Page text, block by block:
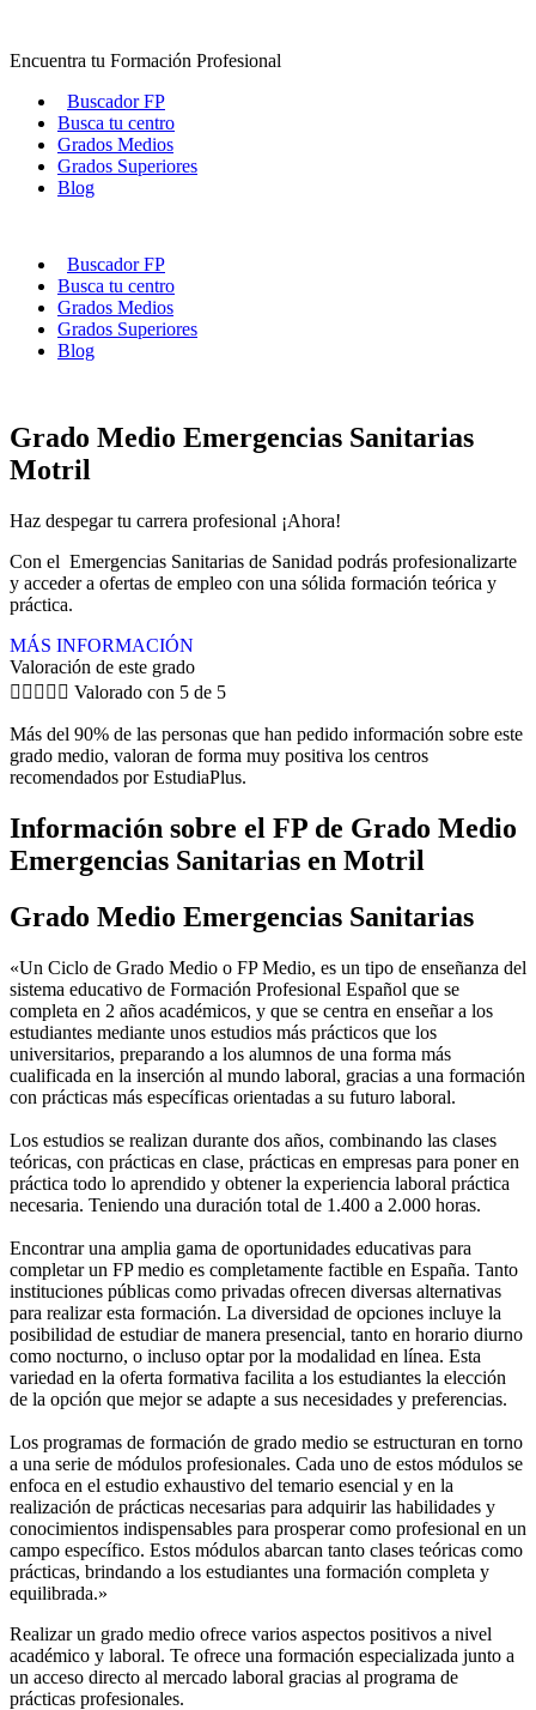
contenido
Encuentra tu Formación Profesional
Buscador FP
Busca tu centro
Grados Medios
Grados Superiores
Blog
Buscador FP
Busca tu centro
Grados Medios
Grados Superiores
Blog
Grado Medio Emergencias Sanitarias
Motril
Haz despegar tu carrera profesional ¡Ahora!
Con el Emergencias Sanitarias de Sanidad podrás profesionalizarte
y acceder a ofertas de empleo con una sólida formación teórica y
práctica.
MÁS INFORMACIÓN
Valoración de este grado
     Valorado con 5 de 5
Más del 90% de las personas que han pedido información sobre este
grado medio, valoran de forma muy positiva los centros
recomendados por EstudiaPlus.
Información sobre el FP de Grado Medio
Emergencias Sanitarias en Motril
Grado Medio Emergencias Sanitarias
«Un Ciclo de Grado Medio o FP Medio, es un tipo de enseñanza del
sistema educativo de Formación Profesional Español que se
completa en 2 años académicos, y que se centra en enseñar a los
estudiantes mediante unos estudios más prácticos que los
universitarios, preparando a los alumnos de una forma más
cualificada en la inserción al mundo laboral, gracias a una formación
con prácticas más específicas orientadas a su futuro laboral.
Los estudios se realizan durante dos años, combinando las clases
teóricas, con prácticas en clase, prácticas en empresas para poner en
práctica todo lo aprendido y obtener la experiencia laboral práctica
necesaria. Teniendo una duración total de 1.400 a 2.000 horas.
Encontrar una amplia gama de oportunidades educativas para
completar un FP medio es completamente factible en España. Tanto
instituciones públicas como privadas ofrecen diversas alternativas
para realizar esta formación. La diversidad de opciones incluye la
posibilidad de estudiar de manera presencial, tanto en horario diurno
como nocturno, o incluso optar por la modalidad en línea. Esta
variedad en la oferta formativa facilita a los estudiantes la elección
de la opción que mejor se adapte a sus necesidades y preferencias.
Los programas de formación de grado medio se estructuran en torno
a una serie de módulos profesionales. Cada uno de estos módulos se
enfoca en el estudio exhaustivo del temario esencial y en la
realización de prácticas necesarias para adquirir las habilidades y
conocimientos indispensables para prosperar como profesional en un
campo específico. Estos módulos abarcan tanto clases teóricas como
prácticas, brindando a los estudiantes una formación completa y
equilibrada.»
Realizar un grado medio ofrece varios aspectos positivos a nivel
académico y laboral. Te ofrece una formación especializada junto a
un acceso directo al mercado laboral gracias al programa de
prácticas profesionales.